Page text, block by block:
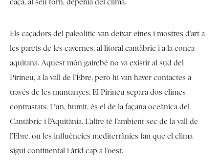
caça, al seu torn, depenia del clima.
Els caçadors del paleolític van deixar eines i mostres d’art a
les parets de les cavernes, al litoral cantàbric i a la conca
aquitana. Aquest món gairebé no va existir al sud del
Pirineu, a la vall de l’Ebre, però hi van haver contactes a
través de les muntanyes. El Pirineu separa dos climes
contrastats. L’un, humit, és el de la façana oceànica del
Cantàbric i l’Aquitània. L’altre té l’ambient sec de la vall de
l’Ebre, on les influències mediterrànies fan que el clima
sigui continental i àrid cap a l’oest.